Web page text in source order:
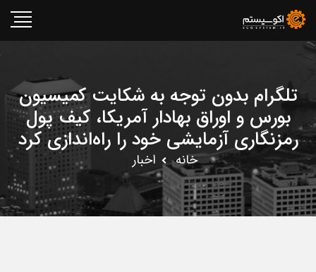
تلگرام بدون توجه به شکایت کمیسیون
بورس و اوراق بهادار آمریکا، کیف پول
رمزنگاری آزمایشی خود را راه‌اندازی کرد
خانه اخبار